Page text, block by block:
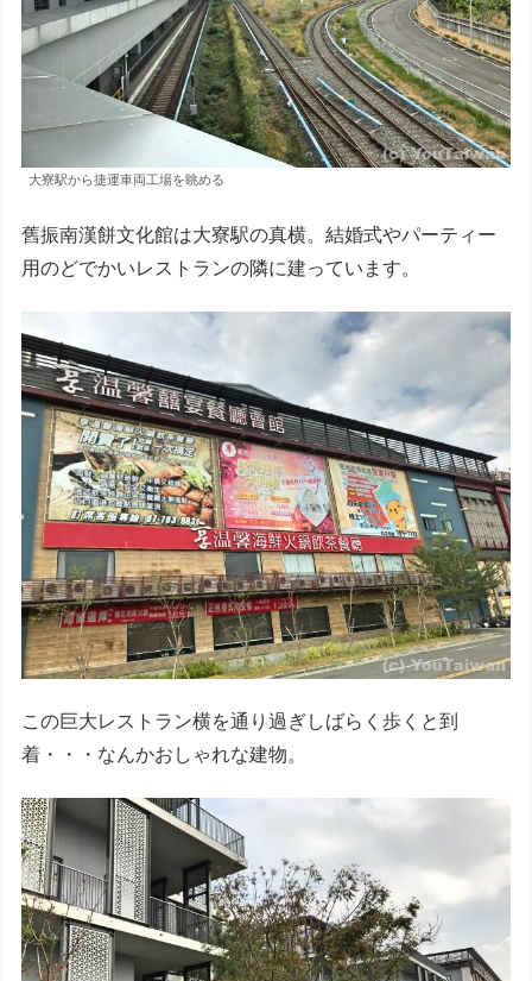
大寮駅から捷運車両工場を眺める
舊振南漢餅文化館は大寮駅の真横。結婚式やパーティー
用のどでかいレストランの隣に建っています。
この巨大レストラン横を通り過ぎしばらく歩くと到
着・・・なんかおしゃれな建物。